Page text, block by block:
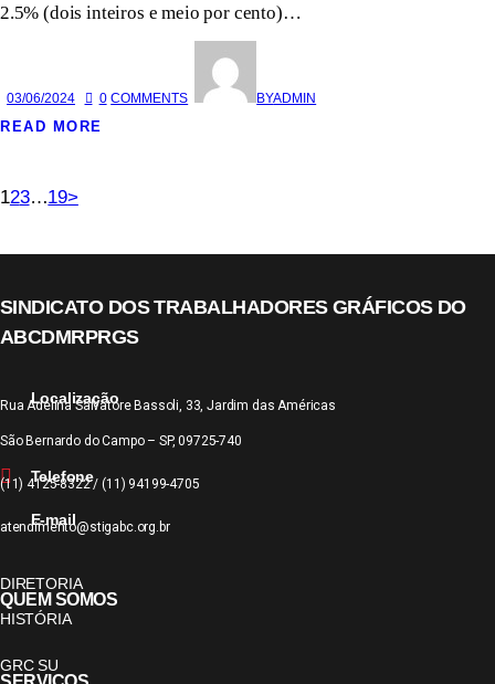
2.5% (dois inteiros e meio por cento)…
03/06/2024 0 COMMENTS BYADMIN
READ MORE
123…19>
SINDICATO DOS TRABALHADORES GRÁFICOS DO
ABCDMRPRGS
Localização
Rua Adelina Salvatore Bassoli, 33, Jardim das Américas
São Bernardo do Campo – SP, 09725-740
Telefone
(11) 4125-8322 / (11) 94199-4705
E-mail
atendimento@stigabc.org.br
QUEM SOMOS
DIRETORIA
HISTÓRIA
GRC SU